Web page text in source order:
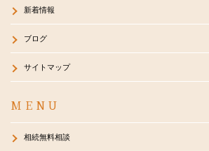
新着情報
ブログ
サイトマップ
MENU
相続無料相談